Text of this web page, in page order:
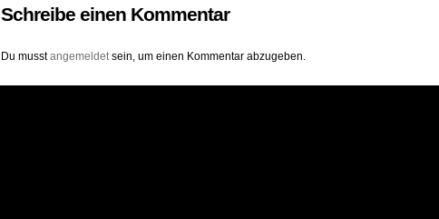
Schreibe einen Kommentar
Du musstangemeldetsein, um einen Kommentar abzugeben.